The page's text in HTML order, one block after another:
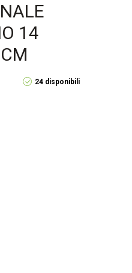
14
24 disponibili